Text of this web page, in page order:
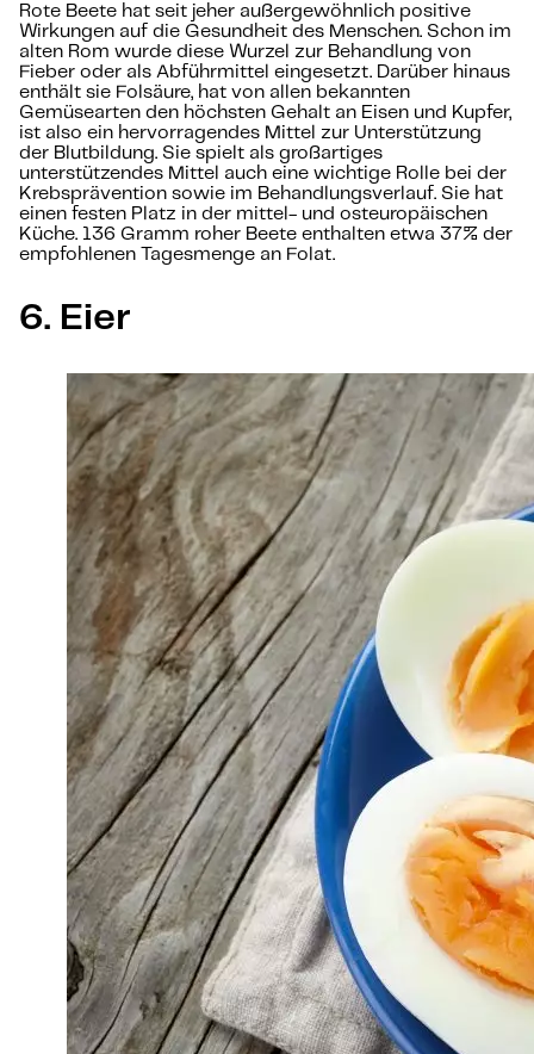
Rote Beete hat seit jeher außergewöhnlich positive
Wirkungen auf die Gesundheit des Menschen. Schon im
alten Rom wurde diese Wurzel zur Behandlung von
Fieber oder als Abführmittel eingesetzt. Darüber hinaus
enthält sie Folsäure, hat von allen bekannten
Gemüsearten den höchsten Gehalt an Eisen und Kupfer,
ist also ein hervorragendes Mittel zur Unterstützung
der Blutbildung. Sie spielt als großartiges
unterstützendes Mittel auch eine wichtige Rolle bei der
Krebsprävention sowie im Behandlungsverlauf. Sie hat
einen festen Platz in der mittel- und osteuropäischen
Küche. 136 Gramm roher Beete enthalten etwa 37% der
empfohlenen Tagesmenge an Folat.
6. Eier